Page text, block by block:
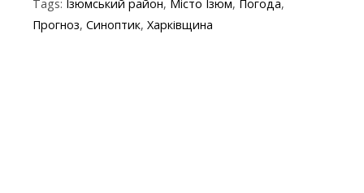
b er gr s p l
Tags: Ізюмський район, Місто Ізюм, Погода,
Прогноз, Синоптик, Харківщина